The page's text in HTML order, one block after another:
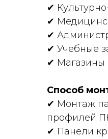
✔
✔
✔
✔ Учебные
✔ Магазины
Способ
✔ Монтаж
профилей
✔ Панели